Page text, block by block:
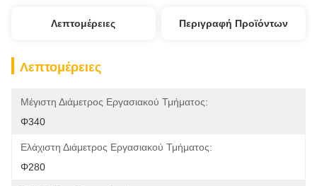
Λεπτομέρειες Περιγραφή Προϊόντων
Λεπτομέρειες
Μέγιστη Διάμετρος Εργασιακού Τμήματος:
Φ340
Ελάχιστη Διάμετρος Εργασιακού Τμήματος:
Φ280